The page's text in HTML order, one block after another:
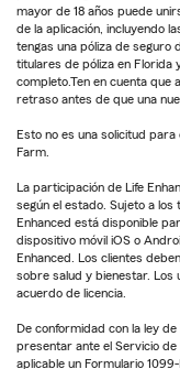
mayor de 18 años puede
de la aplicación, incluyendo
tengas una póliza de seguro
titulares de póliza en Florida
completo.Ten en cuenta que
retraso antes de que una
Esto no es una solicitud
Farm.
La participación de Life
según el estado. Sujeto a los
Enhanced está disponible
dispositivo móvil iOS o
Enhanced. Los clientes
sobre salud y bienestar. Los
acuerdo de licencia.
De conformidad con la ley
presentar ante el Servicio
aplicable un Formulario